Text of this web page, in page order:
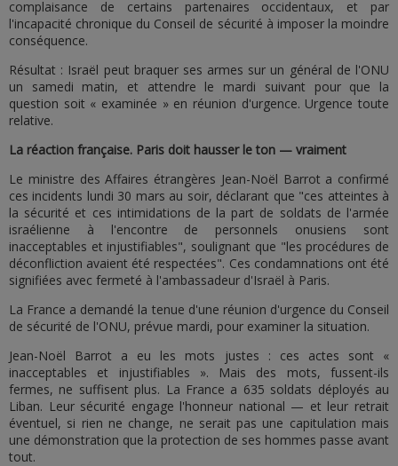
complaisance de certains partenaires occidentaux, et par
l'incapacité chronique du Conseil de sécurité à imposer la moindre
conséquence.
Résultat : Israël peut braquer ses armes sur un général de l'ONU
un samedi matin, et attendre le mardi suivant pour que la
question soit « examinée » en réunion d'urgence. Urgence toute
relative.
La réaction française. Paris doit hausser le ton — vraiment
Le ministre des Affaires étrangères Jean-Noël Barrot a confirmé
ces incidents lundi 30 mars au soir, déclarant que "ces atteintes à
la sécurité et ces intimidations de la part de soldats de l'armée
israélienne à l'encontre de personnels onusiens sont
inacceptables et injustifiables", soulignant que "les procédures de
déconfliction avaient été respectées". Ces condamnations ont été
signifiées avec fermeté à l'ambassadeur d'Israël à Paris.
La France a demandé la tenue d'une réunion d'urgence du Conseil
de sécurité de l'ONU, prévue mardi, pour examiner la situation.
Jean-Noël Barrot a eu les mots justes : ces actes sont «
inacceptables et injustifiables ». Mais des mots, fussent-ils
fermes, ne suffisent plus. La France a 635 soldats déployés au
Liban. Leur sécurité engage l'honneur national — et leur retrait
éventuel, si rien ne change, ne serait pas une capitulation mais
une démonstration que la protection de ses hommes passe avant
tout.